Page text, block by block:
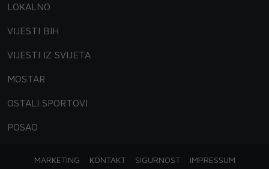
LOKALNO
VIJESTI BIH
VIJESTI IZ SVIJETA
MOSTAR
OSTALI SPORTOVI
POSAO
MARKETING KONTAKT SIGURNOST
IMPRESSUM